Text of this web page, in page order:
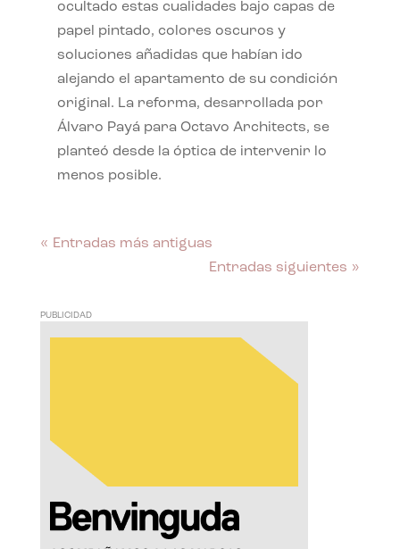
ocultado estas cualidades bajo capas de
papel pintado, colores oscuros y
soluciones añadidas que habían ido
alejando el apartamento de su condición
original. La reforma, desarrollada por
Álvaro Payá para Octavo Architects, se
planteó desde la óptica de intervenir lo
menos posible.
« Entradas más antiguas
Entradas siguientes »
PUBLICIDAD